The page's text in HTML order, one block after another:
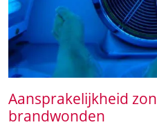
Aansprakelijkheid
brandwonden